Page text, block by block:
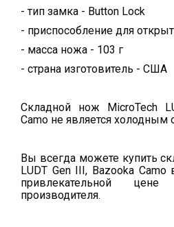
- тип замка - Button Lock
- приспособление для
- масса ножа - 103 г
- страна изготовитель - США
Складной нож MicroTech
Camo не является холодным
Вы всегда можете купить
LUDT Gen III, Bazooka
привлекательной
производителя.